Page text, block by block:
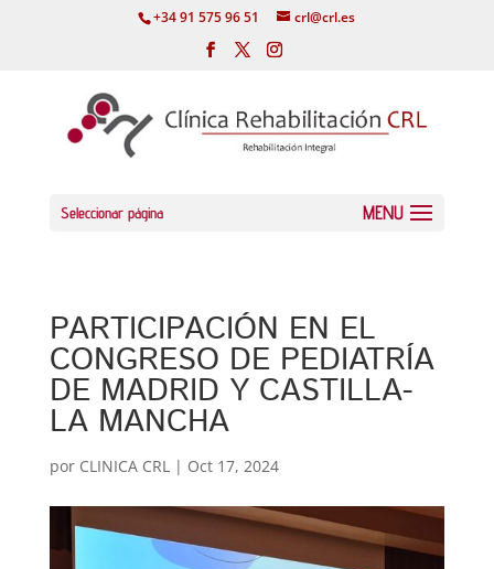
+34 91 575 96 51 crl@crl.es
Seleccionar página
PARTICIPACIÓN EN EL
CONGRESO DE PEDIATRÍA
DE MADRID Y CASTILLA-
LA MANCHA
por CLINICA CRL| Oct 17, 2024